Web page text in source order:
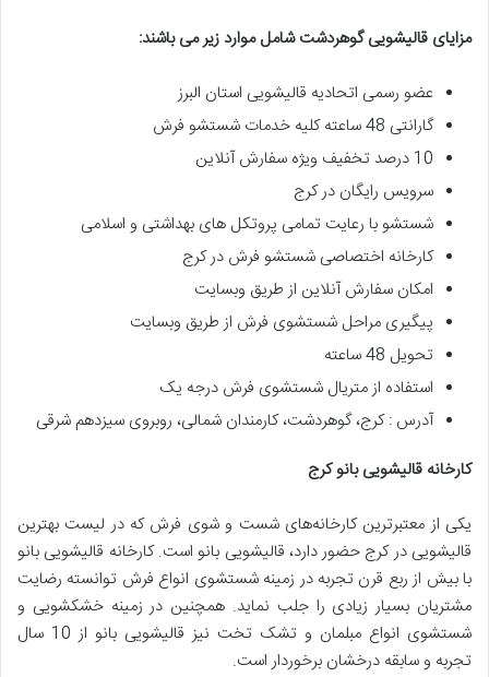
مزایای قالیشویی گوهردشت شامل موارد زیر می باشند:
عضو رسمی اتحادیه قالیشویی استان البرز
گارانتی 48 ساعته کلیه خدمات شستشو فرش
10 درصد تخفیف ویژه سفارش آنلاین
سرویس رایگان در کرج
شستشو با رعایت تمامی پروتکل های بهداشتی و اسلامی
کارخانه اختصاصی شستشو فرش در کرج
امکان سفارش آنلاین از طریق وبسایت
پیگیری مراحل شستشوی فرش از طریق وبسایت
تحویل 48 ساعته
استفاده از متریال شستشوی فرش درجه یک
آدرس : کرج، گوهردشت، کارمندان شمالی، روبروی سیزدهم شرقی
کارخانه قالیشویی بانو کرج
یکی از معتبرترین کارخانه‌های شست و شوی فرش که در لیست بهترین
قالیشویی در کرج حضور دارد، قالیشویی بانو است. کارخانه قالیشویی بانو
با بیش از ربع قرن تجربه در زمینه شستشوی انواع فرش توانسته رضایت
مشتریان بسیار زیادی را جلب نماید. همچنین در زمینه خشکشویی و
شستشوی انواع مبلمان و تشک تخت نیز قالیشویی بانو از 10 سال
تجربه و سابقه درخشان برخوردار است.